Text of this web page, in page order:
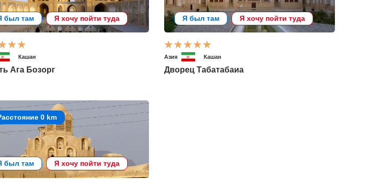
был там Я хочу пойти туда
Кашан
Ага Бозорг
Я был там Я хочу пойти туда
Азия Кашан
Дворец Табатабаиа
0 km
был там Я хочу пойти туда